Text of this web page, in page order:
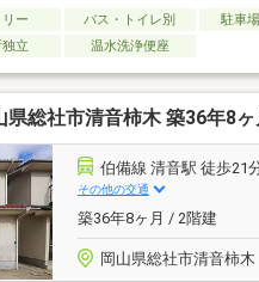
ー バス・トイレ別
駐車
立
温水洗浄便座
県総社市清音柿木 築36年8
伯備線 清音駅 徒歩21
その他の交通
築36年8ヶ月 / 2階建
岡山県総社市清音柿木